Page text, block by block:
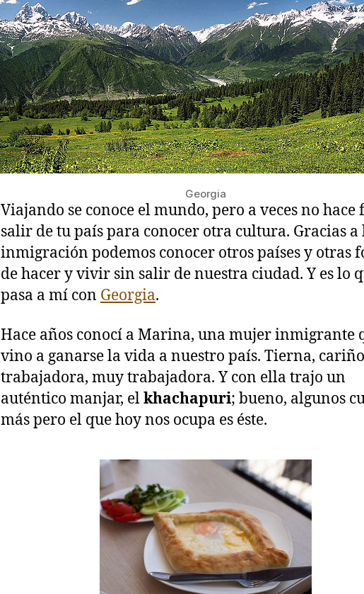
Georgia
Viajando se conoce el mundo, pero a veces no hace
salir de tu país para conocer otra cultura. Gracias a
inmigración podemos conocer otros países y otras
de hacer y vivir sin salir de nuestra ciudad. Y es lo
pasa a mí con Georgia.
Hace años conocí a Marina, una mujer inmigrante
vino a ganarse la vida a nuestro país. Tierna,
trabajadora, muy trabajadora. Y con ella trajo un
auténtico manjar, elkhachapuri; bueno, algunos
más pero el que hoy nos ocupa es éste.